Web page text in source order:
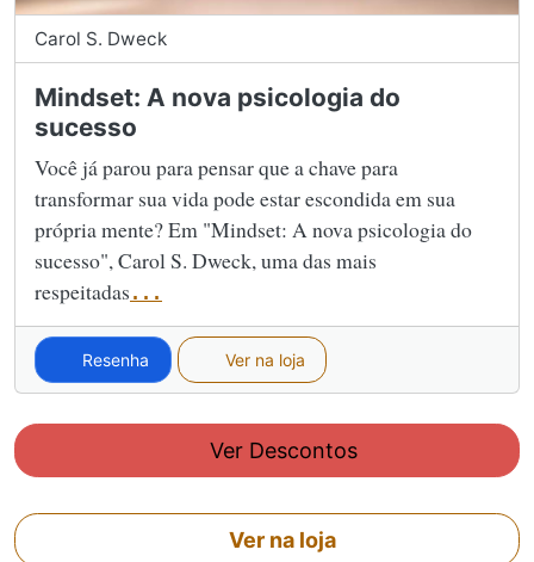
Carol S. Dweck
Mindset: A nova psicologia do
sucesso
Você já parou para pensar que a chave para
transformar sua vida pode estar escondida em sua
própria mente? Em "Mindset: A nova psicologia do
sucesso", Carol S. Dweck, uma das mais
respeitadas ...
Resenha Ver na loja
Ver Descontos
Ver na loja